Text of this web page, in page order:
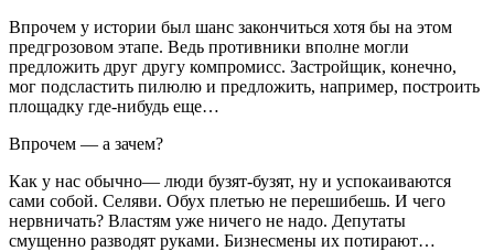
Впрочем у истории был шанс закончиться хотя бы на этом
предгрозовом этапе. Ведь противники вполне могли
предложить друг другу компромисс. Застройщик, конечно,
мог подсластить пилюлю и предложить, например, построить
площадку где-нибудь еще…
Впрочем — а зачем?
Как у нас обычно— люди бузят-бузят, ну и успокаиваются
сами собой. Селяви. Обух плетью не перешибешь. И чего
нервничать? Властям уже ничего не надо. Депутаты
смущенно разводят руками. Бизнесмены их потирают…